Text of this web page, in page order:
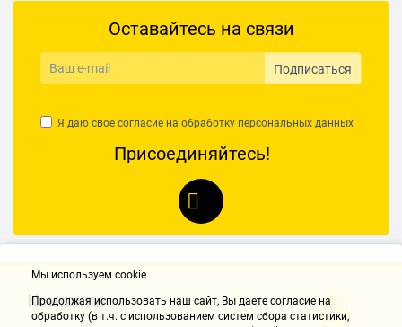
Оставайтесь на связи
Подписаться
Я даю свое согласие на обработку персональных данных
Присоединяйтесь!
Контакты
Мы используем cookie
Продолжая использовать наш cайт, Вы даете согласие на
обработку (в т.ч. с использованием систем сбора статистики,